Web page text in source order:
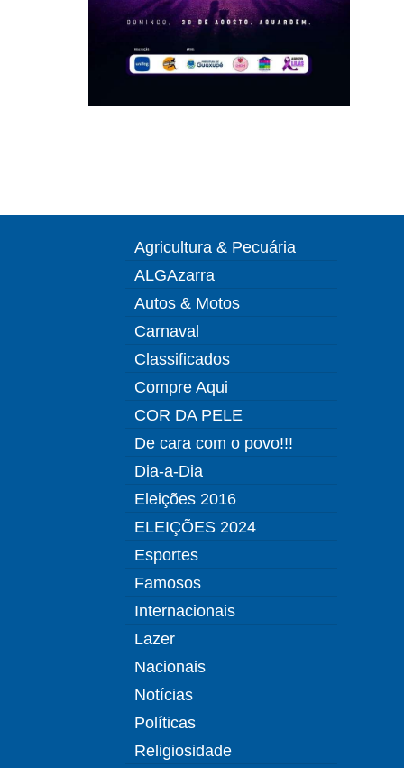
Agricultura & Pecuária
ALGAzarra
Autos & Motos
Carnaval
Classificados
Compre Aqui
COR DA PELE
De cara com o povo!!!
Dia-a-Dia
Eleições 2016
ELEIÇÕES 2024
Esportes
Famosos
Internacionais
Lazer
Nacionais
Notícias
Políticas
Religiosidade